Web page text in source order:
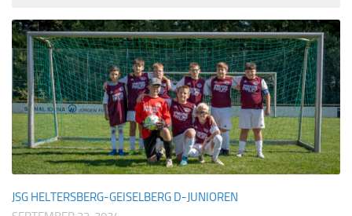
JSG HELTERSBERG-GEISELBERG D-JUNIOREN